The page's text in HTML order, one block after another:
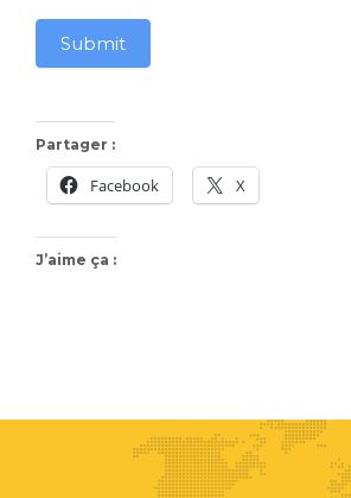
Submit
Partager :
Facebook X
J’aime ça :